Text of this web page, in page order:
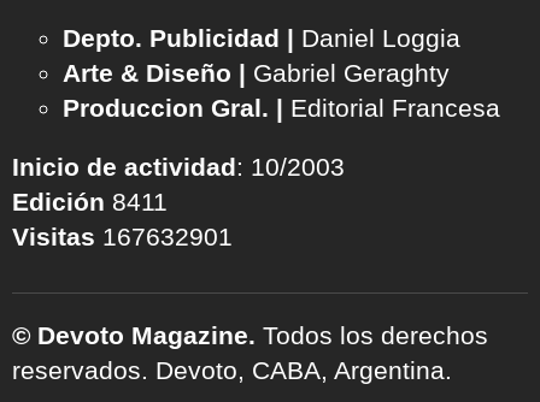
Depto. Publicidad | Daniel Loggia
Arte & Diseño | Gabriel Geraghty
Produccion Gral. | Editorial Francesa
Inicio de actividad: 10/2003
Edición 8411
Visitas 167632901
© Devoto Magazine. Todos los derechos
reservados. Devoto, CABA, Argentina.